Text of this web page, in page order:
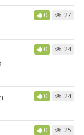
0 27
0 24
0 24
0 25